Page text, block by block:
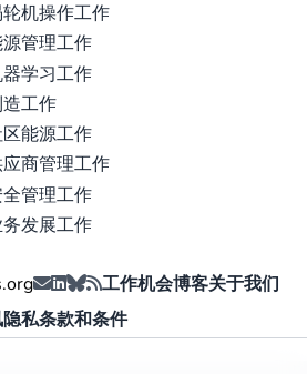
机操作工作
管理工作
学习工作
工作
能源工作
商管理工作
管理工作
发展工作
工作机会博客关于我们
隐私条款和条件